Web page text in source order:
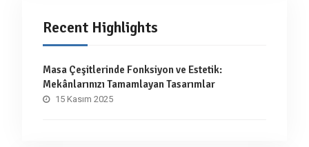
Recent Highlights
Masa Çeşitlerinde Fonksiyon ve Estetik:
Mekânlarınızı Tamamlayan Tasarımlar
15 Kasım 2025